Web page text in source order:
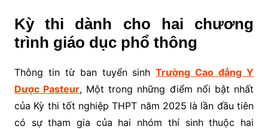
Kỳ thi dành cho hai chương
trình giáo dục phổ thông
Thông tin từ ban tuyển sinhTrường Cao đẳng Y
Dược Pasteur, Một trong những điểm nổi bật nhất
của Kỳ thi tốt nghiệp THPT năm 2025 là lần đầu tiên
có sự tham gia của hai nhóm thí sinh thuộc hai